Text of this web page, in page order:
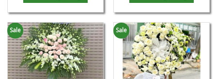
Sale Sale